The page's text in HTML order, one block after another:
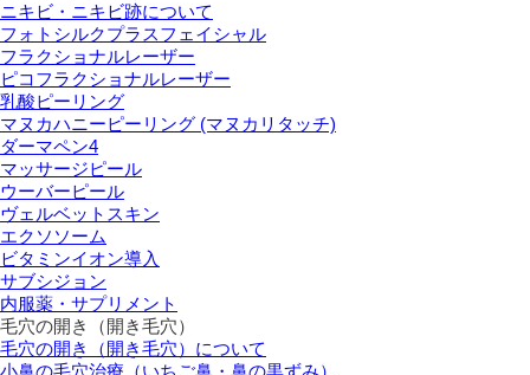
ニキビ・ニキビ跡について
フォトシルクプラスフェイシャル
フラクショナルレーザー
ピコフラクショナルレーザー
乳酸ピーリング
マヌカハニーピーリング (マヌカリタッチ)
ダーマペン4
マッサージピール
ウーバーピール
ヴェルベットスキン
エクソソーム
ビタミンイオン導入
サブシジョン
内服薬・サプリメント
毛穴の開き（開き毛穴）
毛穴の開き（開き毛穴）について
小鼻の毛穴治療（いちご鼻・鼻の黒ずみ）